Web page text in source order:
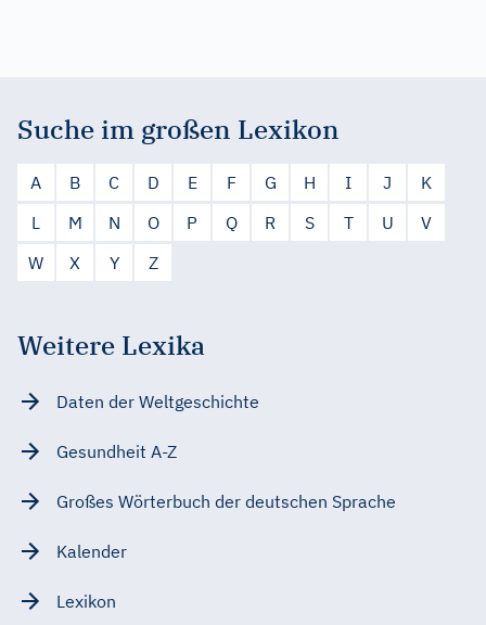
Suche im großen Lexikon
A B C D E F G H I J
K
L
M N O P Q R S T U
V
W
X Y Z
Weitere Lexika
Daten der Weltgeschichte
Gesundheit A-Z
Großes Wörterbuch der deutschen Sprache
Kalender
Lexikon